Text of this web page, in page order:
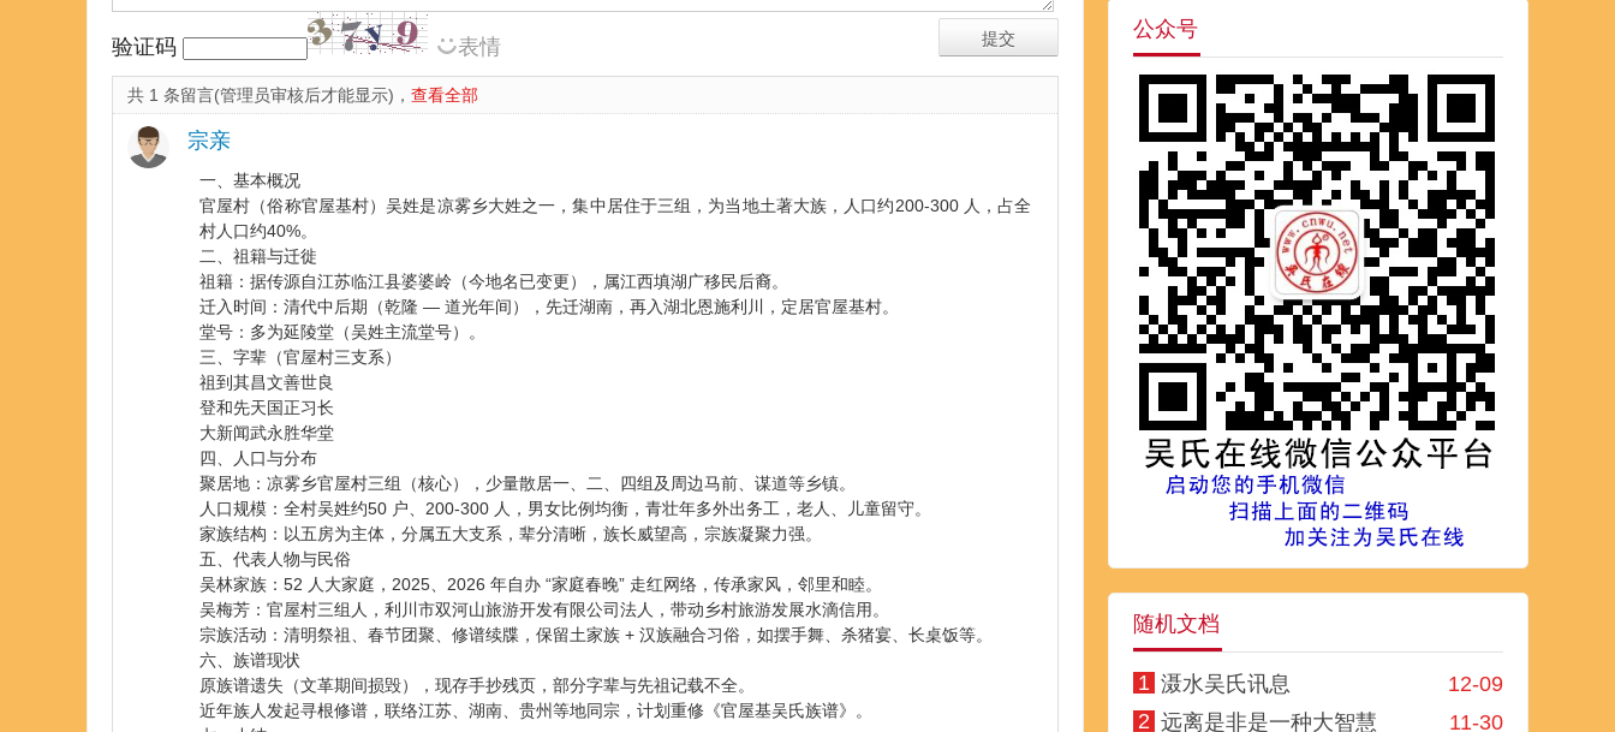
验证码 表情
共 1 条留言(管理员审核后才能显示)， 查看全部
宗亲
一、基本概况
官屋村（俗称官屋基村）吴姓是凉雾乡大姓之一，集中居住于三组，为当地土著大族，人口约200-300 人，占全
村人口约40%。
二、祖籍与迁徙
祖籍：据传源自江苏临江县婆婆岭（今地名已变更），属江西填湖广移民后裔。
迁入时间：清代中后期（乾隆 — 道光年间），先迁湖南，再入湖北恩施利川，定居官屋基村。
堂号：多为延陵堂（吴姓主流堂号）。
三、字辈（官屋村三支系）
祖到其昌文善世良
登和先天国正习长
大新闻武永胜华堂
四、人口与分布
聚居地：凉雾乡官屋村三组（核心），少量散居一、二、四组及周边马前、谋道等乡镇。
人口规模：全村吴姓约50 户、200-300 人，男女比例均衡，青壮年多外出务工，老人、儿童留守。
家族结构：以五房为主体，分属五大支系，辈分清晰，族长威望高，宗族凝聚力强。
五、代表人物与民俗
吴林家族：52 人大家庭，2025、2026 年自办 “家庭春晚” 走红网络，传承家风，邻里和睦。
吴梅芳：官屋村三组人，利川市双河山旅游开发有限公司法人，带动乡村旅游发展水滴信用。
宗族活动：清明祭祖、春节团聚、修谱续牒，保留土家族 + 汉族融合习俗，如摆手舞、杀猪宴、长桌饭等。
六、族谱现状
原族谱遗失（文革期间损毁），现存手抄残页，部分字辈与先祖记载不全。
近年族人发起寻根修谱，联络江苏、湖南、贵州等地同宗，计划重修《官屋基吴氏族谱》。
公众号
随机文档
1 12-09
滠水吴氏讯息
2
11-30
远离是非是一种大智慧